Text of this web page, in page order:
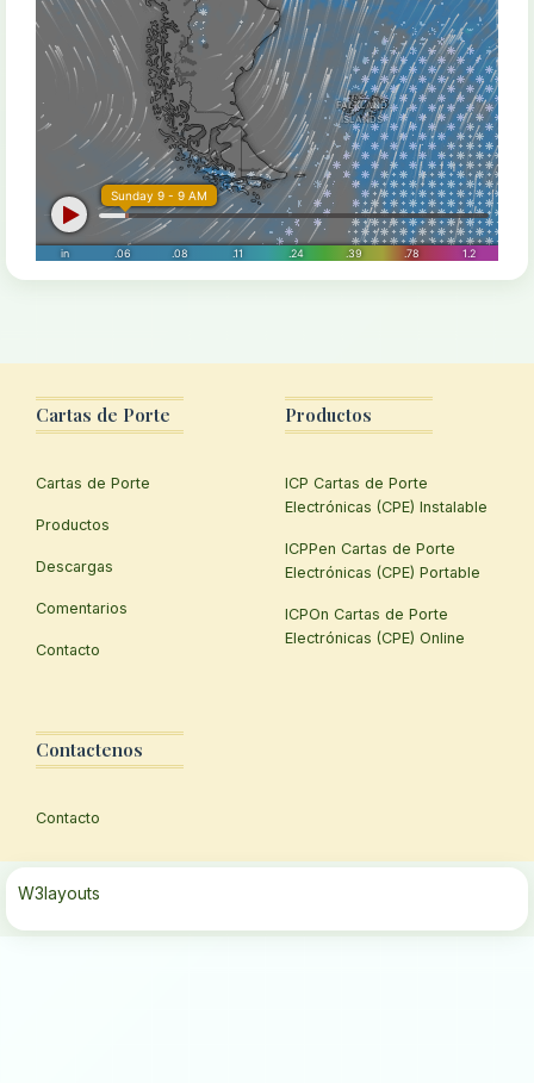
Cartas de Porte
Cartas de Porte
Productos
Descargas
Comentarios
Contacto
Productos
ICP Cartas de Porte
Electrónicas (CPE) Instalable
ICPPen Cartas de Porte
Electrónicas (CPE) Portable
ICPOn Cartas de Porte
Electrónicas (CPE) Online
Contactenos
Contacto
W3layouts